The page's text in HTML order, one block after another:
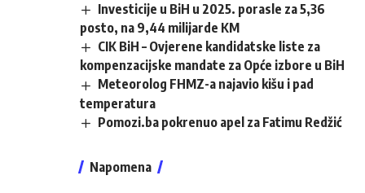
Investicije u BiH u 2025. porasle za 5,36
posto, na 9,44 milijarde KM
CIK BiH – Ovjerene kandidatske liste za
kompenzacijske mandate za Opće izbore u BiH
Meteorolog FHMZ-a najavio kišu i pad
temperatura
Pomozi.ba pokrenuo apel za Fatimu Redžić
Napomena